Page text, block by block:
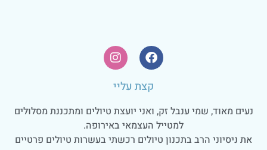
קצת עליי
נעים מאוד, שמי ענבל זק, ואני יועצת טיולים ומתכננת מסלולים
למטייל העצמאי באירופה.
את ניסיוני הרב בתכנון טיולים רכשתי בעשרות טיולים פרטיים